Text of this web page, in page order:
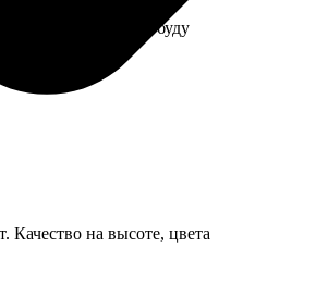
В следующий раз буду
Качество на высоте, цвета